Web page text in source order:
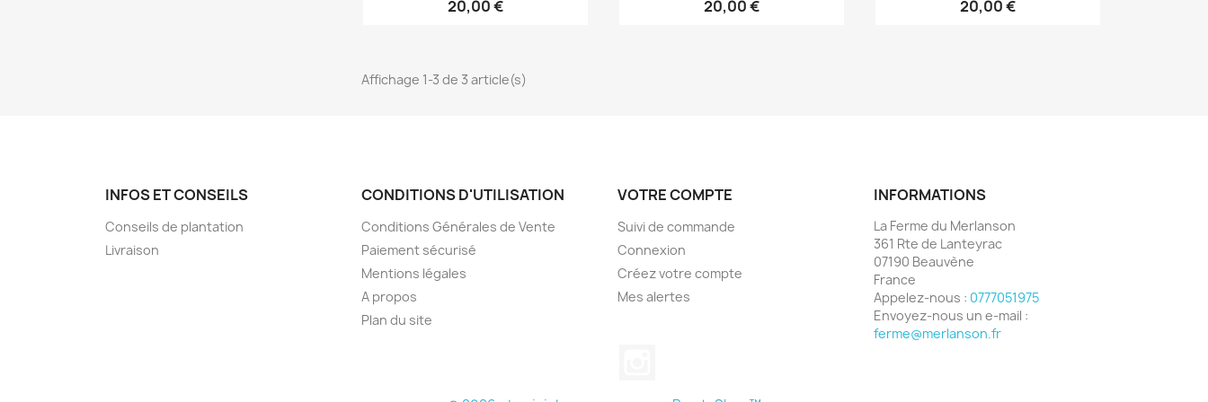
20,00 € 20,00 € 20,00 €
Affichage 1-3 de 3 article(s)
INFOS ET CONSEILS
Conseils de plantation
Livraison
CONDITIONS D'UTILISATION
Conditions Générales de Vente
Paiement sécurisé
Mentions légales
A propos
Plan du site
VOTRE COMPTE
Suivi de commande
Connexion
Créez votre compte
Mes alertes
INFORMATIONS
La Ferme du Merlanson
361 Rte de Lanteyrac
07190 Beauvène
France
Appelez-nous : 0777051975
Envoyez-nous un e-mail :
ferme@merlanson.fr